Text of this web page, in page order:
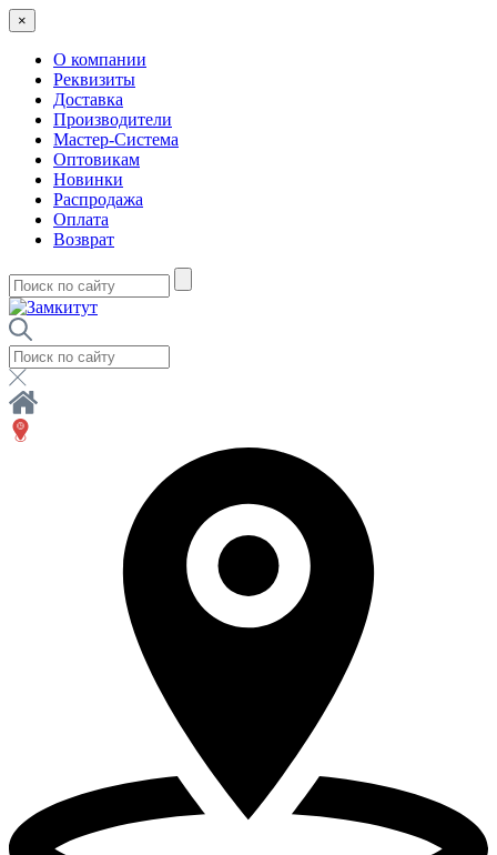
×
О компании
Реквизиты
Доставка
Производители
Мастер-Система
Оптовикам
Новинки
Распродажа
Оплата
Возврат